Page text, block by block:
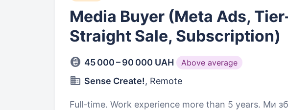
Media Buyer (Meta Ads,
Straight Sale, Subscription)
45 000 – 90 000 UAH Above average
Sense Create!, Remote
Full-time. Work experience more than 5 years. Ми збираємо buying team під